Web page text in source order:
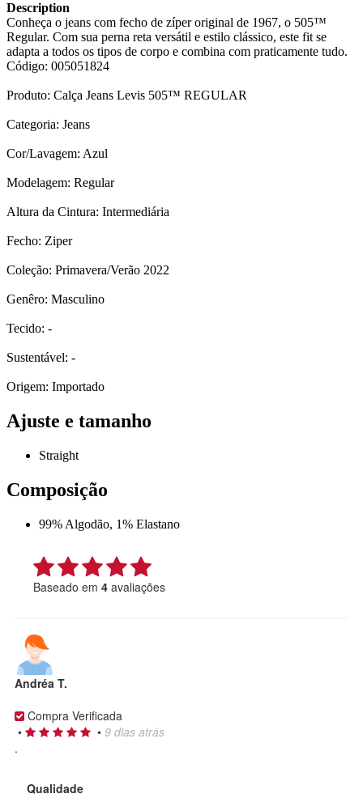
Description
Conheça o jeans com fecho de zíper original de 1967, o 505™
Regular. Com sua perna reta versátil e estilo clássico, este fit se
adapta a todos os tipos de corpo e combina com praticamente tudo.
Código: 005051824
Produto: Calça Jeans Levis 505™ REGULAR
Categoria: Jeans
Cor/Lavagem: Azul
Modelagem: Regular
Altura da Cintura: Intermediária
Fecho: Ziper
Coleção: Primavera/Verão 2022
Genêro: Masculino
Tecido: -
Sustentável: -
Origem: Importado
Ajuste e tamanho
Straight
Composição
99% Algodão, 1% Elastano
Baseado em 4 avaliações
Andréa T.
Compra Verificada
•
• 9 dias atrás
.
Qualidade